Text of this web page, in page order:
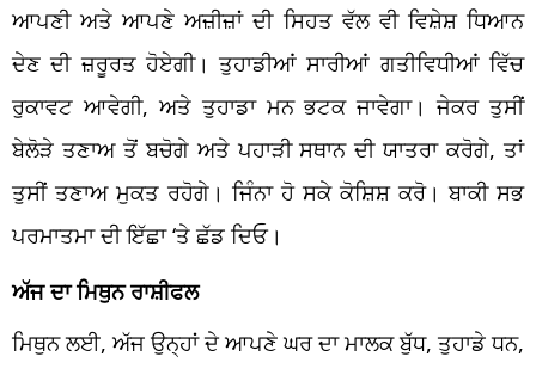
ਆਪਣੀ ਅਤੇ ਆਪਣੇ ਅਜ਼ੀਜ਼ਾਂ ਦੀ ਸਿਹਤ ਵੱਲ ਵੀ ਵਿਸ਼ੇਸ਼ ਧਿਆਨ
ਦੇਣ ਦੀ ਜ਼ਰੂਰਤ ਹੋਏਗੀ। ਤੁਹਾਡੀਆਂ ਸਾਰੀਆਂ ਗਤੀਵਿਧੀਆਂ ਵਿੱਚ
ਰੁਕਾਵਟ ਆਵੇਗੀ, ਅਤੇ ਤੁਹਾਡਾ ਮਨ ਭਟਕ ਜਾਵੇਗਾ। ਜੇਕਰ ਤੁਸੀਂ
ਬੇਲੋੜੇ ਤਣਾਅ ਤੋਂ ਬਚੋਗੇ ਅਤੇ ਪਹਾੜੀ ਸਥਾਨ ਦੀ ਯਾਤਰਾ ਕਰੋਗੇ, ਤਾਂ
ਤੁਸੀਂ ਤਣਾਅ ਮੁਕਤ ਰਹੋਗੇ। ਜਿੰਨਾ ਹੋ ਸਕੇ ਕੋਸ਼ਿਸ਼ ਕਰੋ। ਬਾਕੀ ਸਭ
ਪਰਮਾਤਮਾ ਦੀ ਇੱਛਾ ‘ਤੇ ਛੱਡ ਦਿਓ।
ਅੱਜ ਦਾ ਮਿਥੁਨ ਰਾਸ਼ੀਫਲ
ਮਿਥੁਨ ਲਈ, ਅੱਜ ਉਨ੍ਹਾਂ ਦੇ ਆਪਣੇ ਘਰ ਦਾ ਮਾਲਕ ਬੁੱਧ, ਤੁਹਾਡੇ ਧਨ,